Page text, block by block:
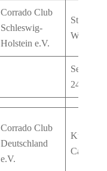
Corrado Club
Schleswig-
Holstein e.V.
Steinpark
Warder
Seehof 1,
24646
Corrado Club
Deutschland
e.V.
Kur-